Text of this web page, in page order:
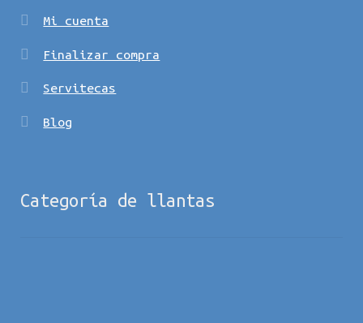
Mi cuenta
Finalizar compra
Servitecas
Blog
Categoría de llantas